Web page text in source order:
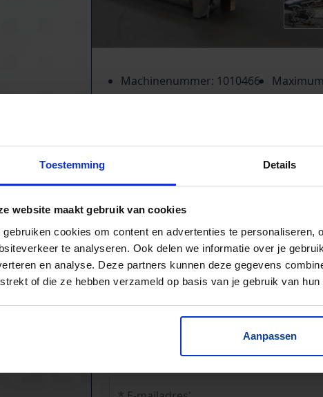
Toestemming Details
website maakt gebruik van cookies
gebruiken cookies om content en advertenties te personaliseren,
te analyseren. Ook delen we informatie over je
en analyse. Deze partners kunnen deze gegevens
of die ze hebben verzameld op basis van je gebruik van
Aanpassen
Machinenummer: 1010466
Merk: 'Laweco'
mm